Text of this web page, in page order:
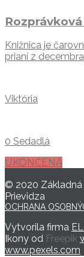
Knižnica je
prianí z
Viktória
0 Sedadlá
UKONČENÁ
© 2020
Prievidza
OCHRANA
Vytvorila firma
Ikony od Freepik
www.pexels.com